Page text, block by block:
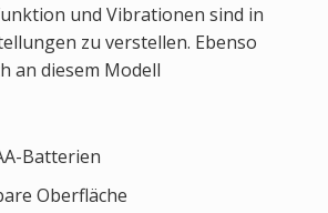
und Vibrationen sind in
zu verstellen. Ebenso
an diesem Modell
Batterien
Oberfläche